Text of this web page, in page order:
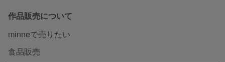
作品販売について
minneで売りたい
食品販売